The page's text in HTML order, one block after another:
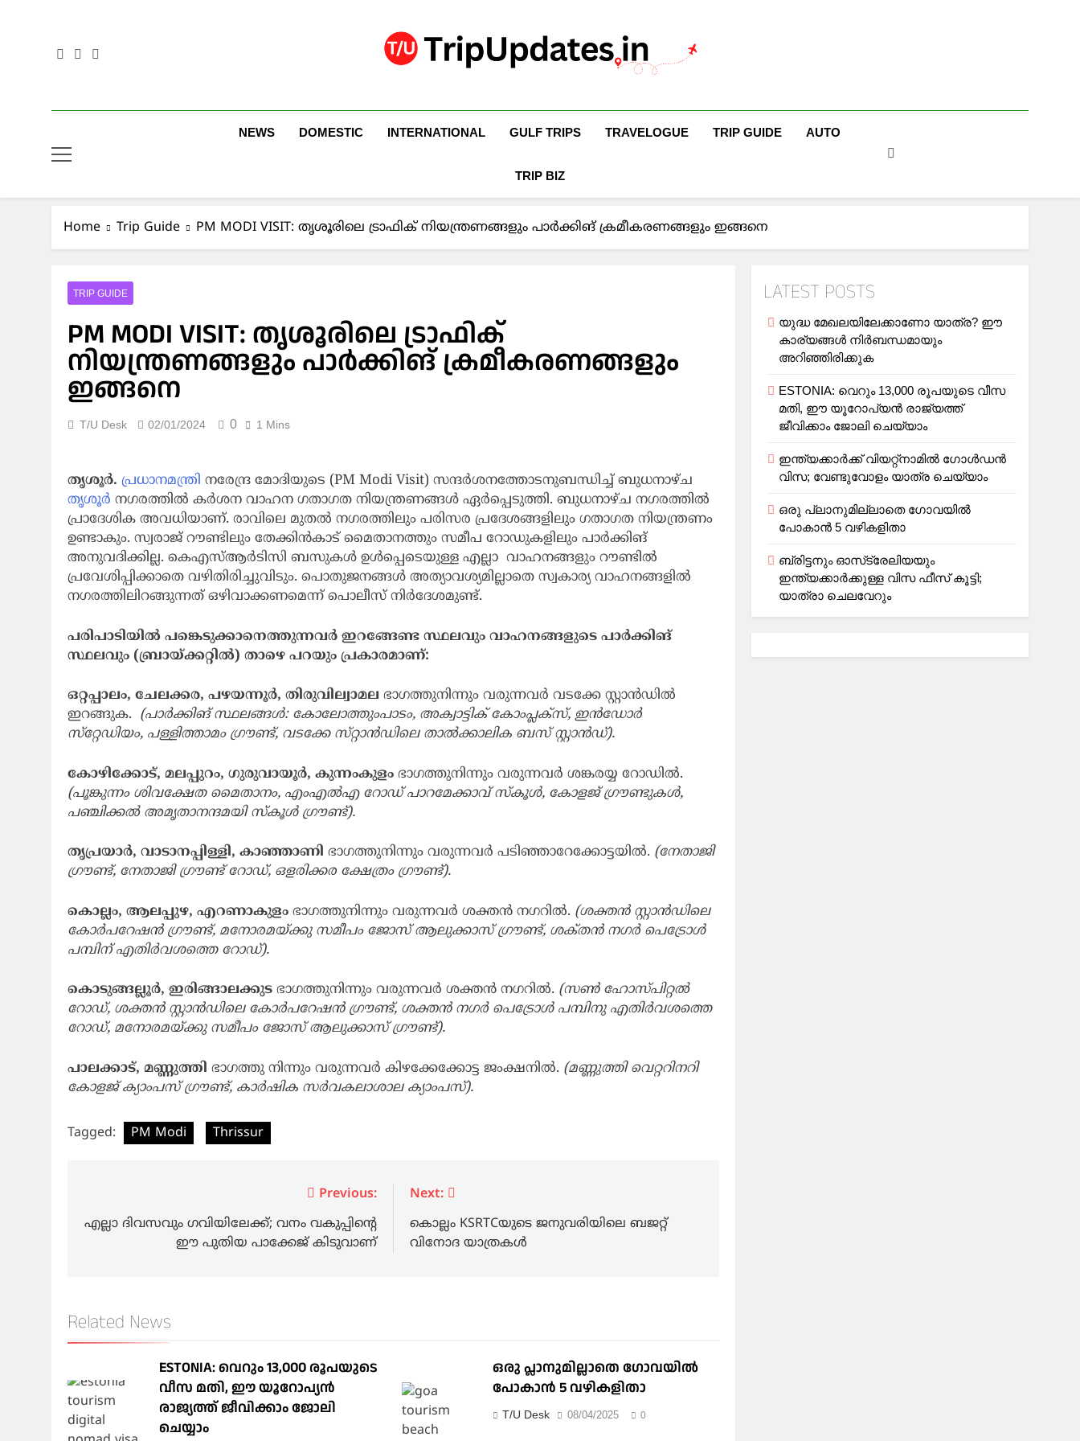
Trip Updates
NEWS DOMESTIC INTERNATIONAL GULF TRIPS TRAVELOGUE TRIP GUIDE AUTO
TRIP BIZ
Home Trip Guide PM MODI VISIT: തൃശൂരിലെ ട്രാഫിക് നിയന്ത്രണങ്ങളും പാർക്കിങ് ക്രമീകരണങ്ങളും ഇങ്ങനെ
TRIP GUIDE
PM MODI VISIT: തൃശൂരിലെ ട്രാഫിക്
നിയന്ത്രണങ്ങളും പാർക്കിങ് ക്രമീകരണങ്ങളും
ഇങ്ങനെ
T/U Desk 02/01/2024 0 1 Mins
തൃശൂർ. പ്രധാനമന്ത്രി നരേന്ദ്ര മോദിയുടെ (PM Modi Visit) സന്ദർശനത്തോടനുബന്ധിച്ച് ബുധനാഴ്ച
തൃശൂർ നഗരത്തിൽ കർശന വാഹന ഗതാഗത നിയന്ത്രണങ്ങൾ ഏർപ്പെടുത്തി. ബുധനാഴ്ച നഗരത്തിൽ
പ്രാദേശിക അവധിയാണ്. രാവിലെ മുതൽ നഗരത്തിലും പരിസര പ്രദേശങ്ങളിലും ഗതാഗത നിയന്ത്രണം
ഉണ്ടാകും. സ്വരാജ് റൗണ്ടിലും തേക്കിൻകാട് മൈതാനത്തും സമീപ റോഡുകളിലും പാർക്കിങ്
അനുവദിക്കില്ല. കെഎസ്ആർടിസി ബസുകൾ ഉൾപ്പെടെയുള്ള എല്ലാ വാഹനങ്ങളും റൗണ്ടിൽ
പ്രവേശിപ്പിക്കാതെ വഴിതിരിച്ചുവിടും. പൊതുജനങ്ങൾ അത്യാവശ്യമില്ലാതെ സ്വകാര്യ വാഹനങ്ങളിൽ
നഗരത്തിലിറങ്ങുന്നത് ഒഴിവാക്കണമെന്ന് പൊലീസ് നിർദേശമുണ്ട്.
പരിപാടിയിൽ പങ്കെടുക്കാനെത്തുന്നവർ ഇറങ്ങേണ്ട സ്ഥലവും വാഹനങ്ങളുടെ പാർക്കിങ്
സ്ഥലവും (ബ്രായ്ക്കറ്റിൽ) താഴെ പറയും പ്രകാരമാണ്:
ഒറ്റപ്പാലം, ചേലക്കര, പഴയന്നൂർ, തിരുവില്വാമല ഭാഗത്തുനിന്നും വരുന്നവർ വടക്കേ സ്റ്റാൻഡിൽ
ഇറങ്ങുക. (പാർക്കിങ് സ്ഥലങ്ങൾ: കോലോത്തുംപാടം, അക്വാട്ടിക് കോംപ്ലക്സ്, ഇൻഡോർ
സ്‌റ്റേഡിയം, പള്ളിത്താമം ഗ്രൗണ്ട്, വടക്കേ സ്‌റ്റാൻഡിലെ താൽക്കാലിക ബസ് സ്റ്റാൻഡ്).
കോഴിക്കോട്, മലപ്പുറം, ഗുരുവായൂർ, കുന്നംകുളം ഭാഗത്തുനിന്നും വരുന്നവർ ശങ്കരയ്യ റോഡിൽ.
(പൂങ്കുന്നം ശിവക്ഷേത മൈതാനം, എംഎൽഎ റോഡ് പാറമേക്കാവ് സ്‌കൂൾ, കോളജ് ഗ്രൗണ്ടുകൾ,
പഞ്ചിക്കൽ അമൃതാനന്ദമയി സ്‌കൂൾ ഗ്രൗണ്ട്).
തൃപ്രയാർ, വാടാനപ്പിള്ളി, കാഞ്ഞാണി ഭാഗത്തുനിന്നും വരുന്നവർ പടിഞ്ഞാറേക്കോട്ടയിൽ. (നേതാജി
ഗ്രൗണ്ട്, നേതാജി ഗ്രൗണ്ട് റോഡ്, ഒളരിക്കര ക്ഷേത്രം ഗ്രൗണ്ട്).
കൊല്ലം, ആലപ്പുഴ, എറണാകുളം ഭാഗത്തുനിന്നും വരുന്നവർ ശക്തൻ നഗറിൽ. (ശക്തൻ സ്റ്റാൻഡിലെ
കോർപറേഷൻ ഗ്രൗണ്ട്, മനോരമയ്ക്കു സമീപം ജോസ് ആലുക്കാസ് ഗ്രൗണ്ട്, ശക്‌തൻ നഗർ പെട്രോൾ
പമ്പിന് എതിർവശത്തെ റോഡ്).
കൊടുങ്ങല്ലൂർ, ഇരിങ്ങാലക്കുട ഭാഗത്തുനിന്നും വരുന്നവർ ശക്തൻ നഗറിൽ. (സൺ ഹോസ്‌പിറ്റൽ
റോഡ്, ശക്തൻ സ്റ്റാൻഡിലെ കോർപറേഷൻ ഗ്രൗണ്ട്, ശക്തൻ നഗർ പെട്രോൾ പമ്പിനു എതിർവശത്തെ
റോഡ്, മനോരമയ്ക്കു സമീപം ജോസ് ആലുക്കാസ് ഗ്രൗണ്ട്).
പാലക്കാട്, മണ്ണുത്തി ഭാഗത്തു നിന്നും വരുന്നവർ കിഴക്കേക്കോട്ട ജംക്ഷനിൽ. (മണ്ണുത്തി വെറ്ററിനറി
കോളജ് ക്യാംപസ് ഗ്രൗണ്ട്, കാർഷിക സർവകലാശാല ക്യാംപസ്).
Tagged: PM Modi Thrissur
navigation
Previous:
എല്ലാ ദിവസവും ഗവിയിലേക്ക്; വനം വകുപ്പിന്റെ
ഈ പുതിയ പാക്കേജ് കിടുവാണ്
Next:
കൊല്ലം KSRTCയുടെ ജനുവരിയിലെ ബജറ്റ്
വിനോദ യാത്രകൾ
Related News
ESTONIA: വെറും 13,000 രൂപയുടെ
വീസ മതി, ഈ യൂറോപ്യന്‍
രാജ്യത്ത് ജീവിക്കാം ജോലി
ചെയ്യാം
ഒരു പ്ലാനുമില്ലാതെ ഗോവയില്‍
പോകാൻ 5 വഴികളിതാ
T/U Desk 08/04/2025 0
LATEST POSTS
യുദ്ധ മേഖലയിലേക്കാണോ യാത്ര? ഈ
കാര്യങ്ങള്‍ നിര്‍ബന്ധമായും
അറിഞ്ഞിരിക്കുക
ESTONIA: വെറും 13,000 രൂപയുടെ വീസ
മതി, ഈ യൂറോപ്യന്‍ രാജ്യത്ത്
ജീവിക്കാം ജോലി ചെയ്യാം
ഇന്ത്യക്കാർക്ക് വിയറ്റ്‌നാമില്‍ ഗോള്‍ഡന്‍
വിസ; വേണ്ടുവോളം യാത്ര ചെയ്യാം
ഒരു പ്ലാനുമില്ലാതെ ഗോവയില്‍
പോകാൻ 5 വഴികളിതാ
ബ്രിട്ടനും ഓസ്‌ട്രേലിയയും
ഇന്ത്യക്കാര്‍ക്കുള്ള വിസ ഫീസ് കൂട്ടി;
യാത്രാ ചെലവേറും